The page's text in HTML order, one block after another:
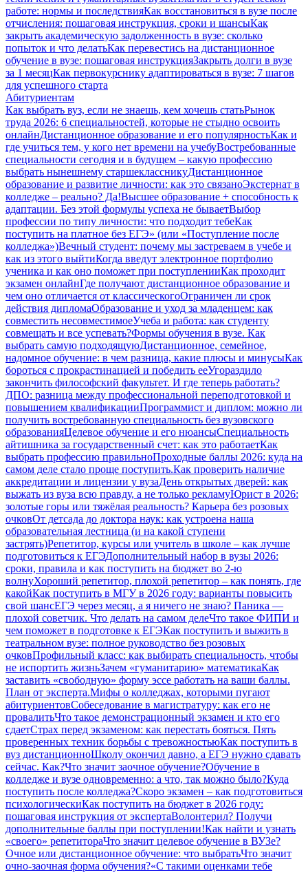
работе: нормы и последствияКак восстановиться в вузе после
отчисления: пошаговая инструкция, сроки и шансыКак
закрыть академическую задолженность в вузе: сколько
попыток и что делатьКак перевестись на дистанционное
обучение в вузе: пошаговая инструкцияЗакрыть долги в вузе
за 1 месяцКак первокурснику адаптироваться в вузе: 7 шагов
для успешного старта
Абитуриентам
Как выбрать вуз, если не знаешь, кем хочешь статьРынок
труда 2026: 6 специальностей, которые не стыдно освоить
онлайнДистанционное образование и его популярностьКак и
где учиться тем, у кого нет времени на учебуВостребованные
специальности сегодня и в будущем – какую профессию
выбрать нынешнему старшеклассникуДистанционное
образование и развитие личности: как это связаноЭкстернат в
колледже – реально? Да!Высшее образование + способность к
адаптации. Без этой формулы успеха не бываетВыбор
профессии по типу личности: что подходит тебеКак
поступить на платное без ЕГЭ» (или «Поступление после
колледжа»)Вечный студент: почему мы застреваем в учебе и
как из этого выйтиКогда введут электронное портфолио
ученика и как оно поможет при поступленииКак проходит
экзамен онлайнГде получают дистанционное образование и
чем оно отличается от классическогоОграничен ли срок
действия дипломаОбразование и уход за младенцем: как
совместить несовместимоеУчеба и работа: как студенту
совмещать и все успевать?Формы обучения в вузе. Как
выбрать самую подходящуюДистанционное, семейное,
надомное обучение: в чем разница, какие плюсы и минусыКак
бороться с прокрастинацией и победить ееУгораздило
закончить философский факультет. И где теперь работать?
ДПО: разница между профессиональной переподготовкой и
повышением квалификацииПрограммист и диплом: можно ли
получить востребованную специальность без вузовского
образованияЦелевое обучение и его нюансыСпециальность
айтишника за государственный счет: как это работаетКак
выбрать профессию правильноПроходные баллы 2026: куда на
самом деле стало проще поступить.Как проверить наличие
аккредитации и лицензии у вузаДень открытых дверей: как
выжать из вуза всю правду, а не только рекламуЮрист в 2026:
золотые горы или тяжёлая реальность? Карьера без розовых
очковОт детсада до доктора наук: как устроена наша
образовательная лестница (и на какой ступени
застрять)Репетитор, курсы или учитель в школе – как лучше
подготовиться к ЕГЭДополнительный набор в вузы 2026:
сроки, правила и как поступить на бюджет во 2‑ю
волнуХороший репетитор, плохой репетитор – как понять, где
какойКак поступить в МГУ в 2026 году: варианты повысить
свой шансЕГЭ через месяц, а я ничего не знаю? Паника —
плохой советчик. Что делать на самом делеЧто такое ФИПИ и
чем поможет в подготовке к ЕГЭКак поступить и выжить в
театральном вузе: полное руководство без розовых
очковПрофильный класс: как выбирать специальность, чтобы
не испортить жизньЗачем «гуманитарию» математикаКак
заставить «свободную» форму эссе работать на ваши баллы.
План от эксперта.Мифы о колледжах, которыми пугают
абитуриентовСобеседование в магистратуру: как его не
провалитьЧто такое демонстрационный экзамен и кто его
сдаетСтрах перед экзаменом: как перестать бояться. Пять
проверенных техник борьбы с тревожностьюКак поступить в
вуз дистанционноШколу окончил давно, а ЕГЭ нужно сдавать
сейчас. Как?Что значит заочное обучение?Обучение в
колледже и вузе одновременно: а что, так можно было?Куда
поступить после колледжа?Скоро экзамен – как подготовиться
психологическиКак поступить на бюджет в 2026 году:
пошаговая инструкция от экспертаВолонтерил? Получи
дополнительные баллы при поступлении!Как найти и узнать
«своего» репетитораЧто значит целевое обучение в ВУЗе?
Очное или дистанционное обучение: что выбратьЧто значит
очно-заочная форма обучения?«С такими оценками тебе